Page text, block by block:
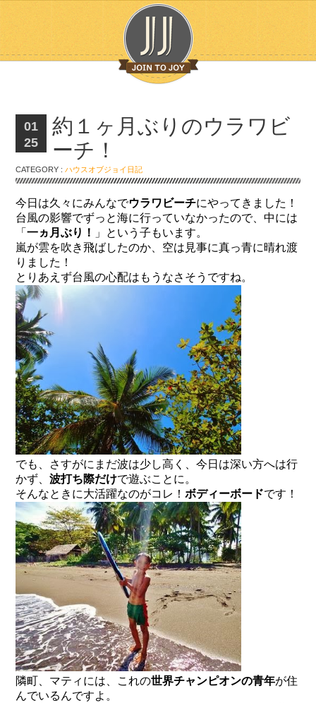
01
25
約１ヶ月ぶりのウラワビ
ーチ！
CATEGORY :ハウスオブジョイ日記
今日は久々にみんなでウラワビーチにやってきました！
台風の影響でずっと海に行っていなかったので、中には
「一ヵ月ぶり！
」という子もいます。
嵐が雲を吹き飛ばしたのか、空は見事に真っ青に晴れ渡
りました！
とりあえず台風の心配はもうなさそうですね。
でも、さすがにまだ波は少し高く、今日は深い方へは行
かず、波打ち際だけで遊ぶことに。
そんなときに大活躍なのがコレ！ボディーボードです！
隣町、マティには、これの世界チャンピオンの青年が住
んでいるんですよ。